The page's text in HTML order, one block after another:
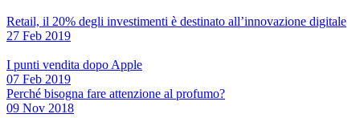
Retail, il 20% degli investimenti è destinato all’innovazione digitale
27 Feb 2019
I punti vendita dopo Apple
07 Feb 2019
Perché bisogna fare attenzione al profumo?
09 Nov 2018